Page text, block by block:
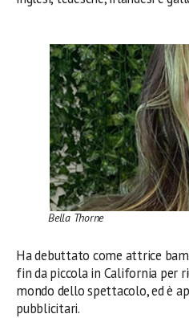
Bella Thorne
Ha debuttato come attrice
fin da piccola in California per
mondo dello spettacolo, ed è
pubblicitari.